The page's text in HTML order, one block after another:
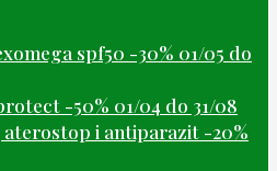
spf50 -30% 01/05 do
-50% 01/04 do 31/08
aterostop i antiparazit -20%